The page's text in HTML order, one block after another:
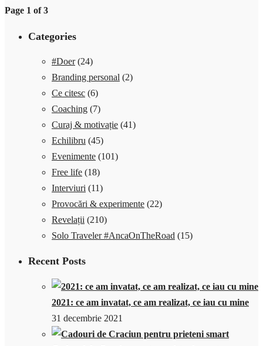
Page 1 of 3
Categories
#Doer(24)
Branding personal (2)
Ce citesc (6)
Coaching (7)
Curaj & motivație (41)
Echilibru (45)
Evenimente (101)
Free life (18)
Interviuri (11)
Provocări & experimente (22)
Revelații (210)
Solo Traveler #AncaOnTheRoad (15)
Recent Posts
2021: ce am invatat, ce am realizat, ce iau cu mine
31 decembrie 2021